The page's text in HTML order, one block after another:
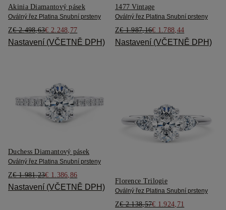
Akinia Diamantový pásek
Oválný řez Platina Snubní prsteny
Z€ 2.498,63€ 2.248,77
Nastavení (VČETNĚ DPH)
1477 Vintage
Oválný řez Platina Snubní prsteny
Z€ 1.987,16€ 1.788,44
Nastavení (VČETNĚ DPH)
Duchess Diamantový pásek
Oválný řez Platina Snubní prsteny
Z€ 1.981,23€ 1.386,86
Nastavení (VČETNĚ DPH)
Florence Trilogie
Oválný řez Platina Snubní prsteny
Z€ 2.138,57€ 1.924,71